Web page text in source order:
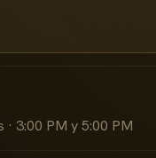
3:00 PM y 5:00 PM